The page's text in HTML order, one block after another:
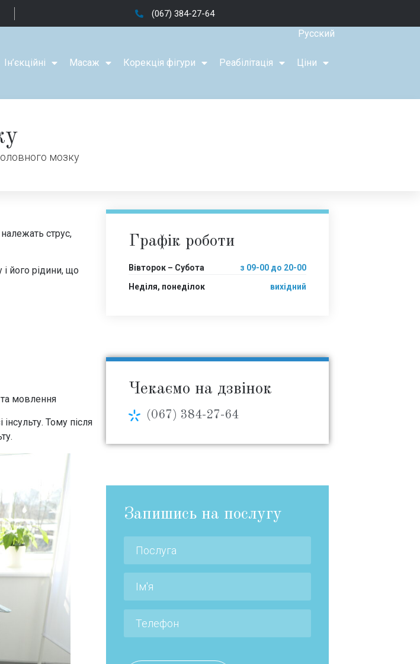
(067) 384-27-64
Русский
Ін’єкційні Масаж Корекція фігури Реабілітація Ціни
мозку
струс,
його рідини, що
мовлення
Тому після
Графік роботи
Вівторок – Субота
з 09-00 до 20-00
Неділя, понеділок
вихідний
Чекаємо на дзвінок
(067) 384-27-64
Запишись на послугу